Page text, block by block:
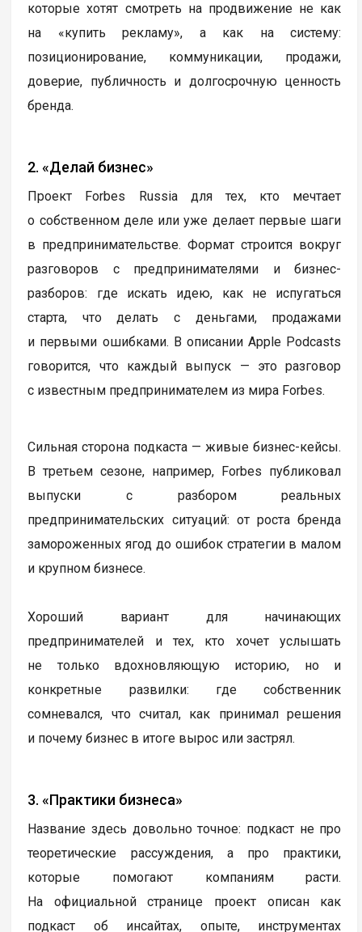
которые хотят смотреть на продвижение не как
на «купить рекламу», а как на систему:
позиционирование, коммуникации, продажи,
доверие, публичность и долгосрочную ценность
бренда.
2. «Делай бизнес»
Проект Forbes Russia для тех, кто мечтает
о собственном деле или уже делает первые шаги
в предпринимательстве. Формат строится вокруг
разговоров с предпринимателями и бизнес-
разборов: где искать идею, как не испугаться
старта, что делать с деньгами, продажами
и первыми ошибками. В описании Apple Podcasts
говорится, что каждый выпуск — это разговор
с известным предпринимателем из мира Forbes.
Сильная сторона подкаста — живые бизнес-кейсы.
В третьем сезоне, например, Forbes публиковал
выпуски с разбором реальных
предпринимательских ситуаций: от роста бренда
замороженных ягод до ошибок стратегии в малом
и крупном бизнесе.
Хороший вариант для начинающих
предпринимателей и тех, кто хочет услышать
не только вдохновляющую историю, но и
конкретные развилки: где собственник
сомневался, что считал, как принимал решения
и почему бизнес в итоге вырос или застрял.
3. «Практики бизнеса»
Название здесь довольно точное: подкаст не про
теоретические рассуждения, а про практики,
которые помогают компаниям расти.
На официальной странице проект описан как
подкаст об инсайтах, опыте, инструментах